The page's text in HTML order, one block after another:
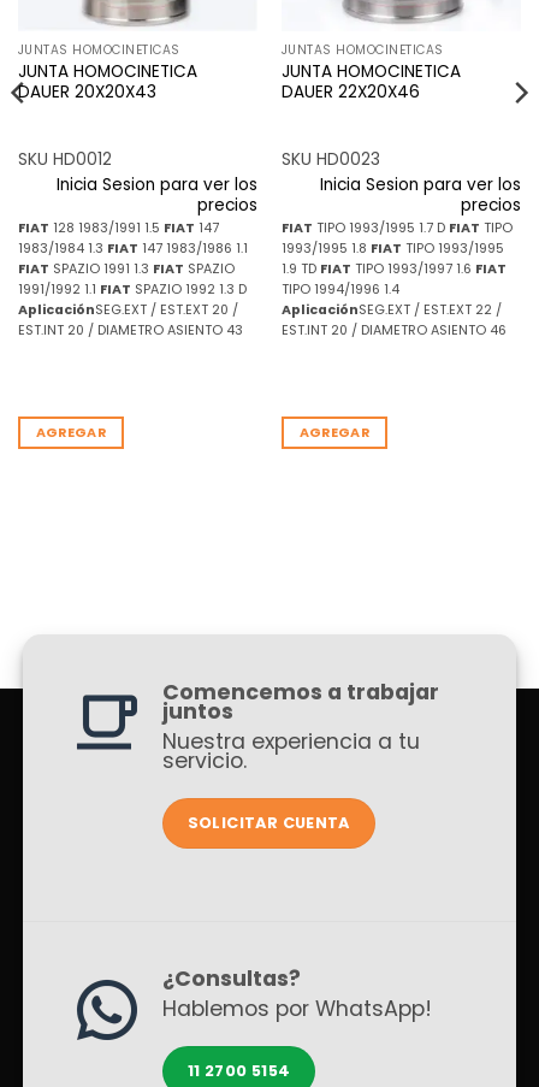
JUNTAS HOMOCINETICAS
JUNTA HOMOCINETICA
DAUER 20X20X43
SKU HD0012
Inicia Sesion para ver los
precios
FIAT 128 1983/1991 1.5 FIAT 147
1983/1984 1.3 FIAT 147 1983/1986 1.1
FIAT SPAZIO 1991 1.3 FIAT SPAZIO
1991/1992 1.1 FIAT SPAZIO 1992 1.3 D
AplicaciónSEG.EXT / EST.EXT 20 /
EST.INT 20 / DIAMETRO ASIENTO 43
AGREGAR
JUNTAS HOMOCINETICAS
JUNTA HOMOCINETICA
DAUER 22X20X46
SKU HD0023
Inicia Sesion para ver los
precios
FIAT TIPO 1993/1995 1.7 D FIAT TIPO
1993/1995 1.8 FIAT TIPO 1993/1995
1.9 TD FIAT TIPO 1993/1997 1.6 FIAT
TIPO 1994/1996 1.4
AplicaciónSEG.EXT / EST.EXT 22 /
EST.INT 20 / DIAMETRO ASIENTO 46
AGREGAR
Comencemos a trabajar
juntos
Nuestra experiencia a tu
servicio.
SOLICITAR CUENTA
¿Consultas?
Hablemos por WhatsApp!
11 2700 5154